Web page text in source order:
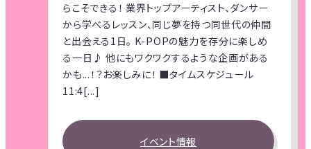
らこそできる！ 業界トップアーティスト、ダンサー
から学べるレッスン、同じ夢を持つ同世代の仲間
と出会える1日。 K-POPの魅力を存分に楽しめ
る一日♪ 他にもワクワクするような企画がある
かも...！？お楽しみに！ ■タイムスケジュール
11:4[...]
イベント情報